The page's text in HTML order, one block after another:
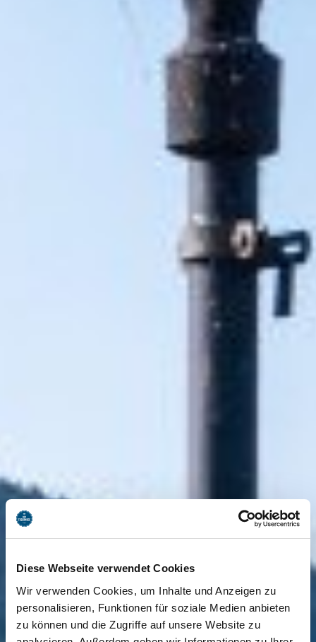
Diese Webseite verwendet Cookies
Wir verwenden Cookies, um Inhalte und Anzeigen zu
personalisieren, Funktionen für soziale Medien anbieten
zu können und die Zugriffe auf unsere Website zu